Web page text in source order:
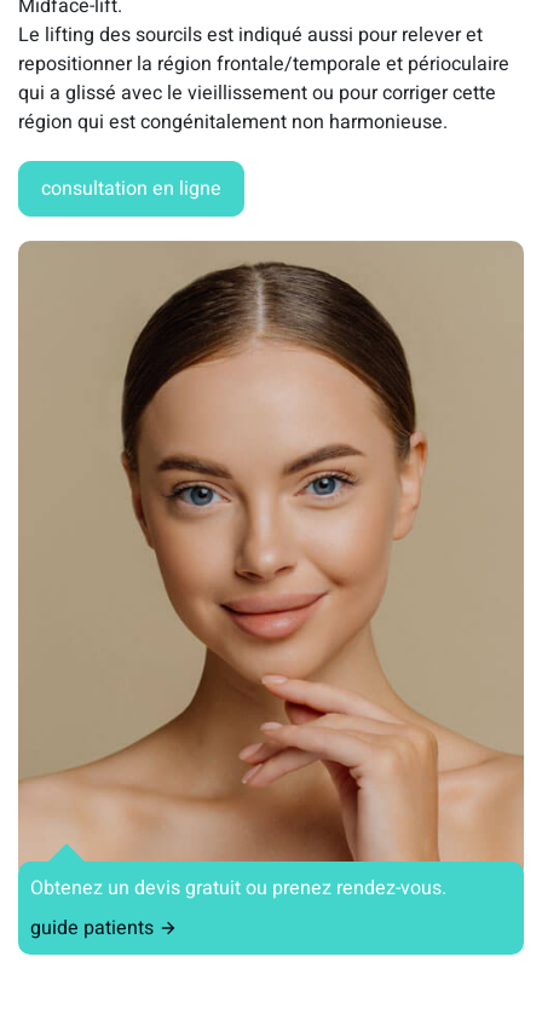
Midface-lift.
Le lifting des sourcils est indiqué aussi pour relever et
repositionner la région frontale/temporale et périoculaire
qui a glissé avec le vieillissement ou pour corriger cette
région qui est congénitalement non harmonieuse.
consultation en ligne
Obtenez un devis gratuit ou prenez rendez-vous.
guide patients